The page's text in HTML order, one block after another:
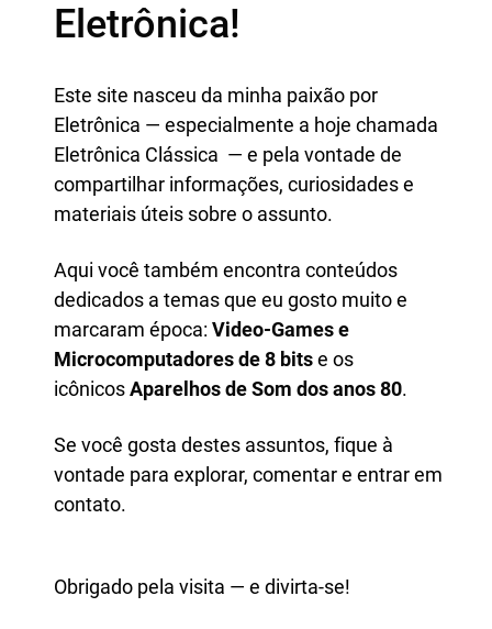
Eletrônica!
Este site nasceu da minha paixão por
Eletrônica — especialmente a hoje chamada
Eletrônica Clássica — e pela vontade de
compartilhar informações, curiosidades e
materiais úteis sobre o assunto.
Aqui você também encontra conteúdos
dedicados a temas que eu gosto muito e
marcaram época: Video-Games e
Microcomputadores de 8 bitse os
icônicosAparelhos de Som dos anos 80.
Se você gosta destes assuntos, fique à
vontade para explorar, comentar e entrar em
contato.
Obrigado pela visita — e divirta-se!